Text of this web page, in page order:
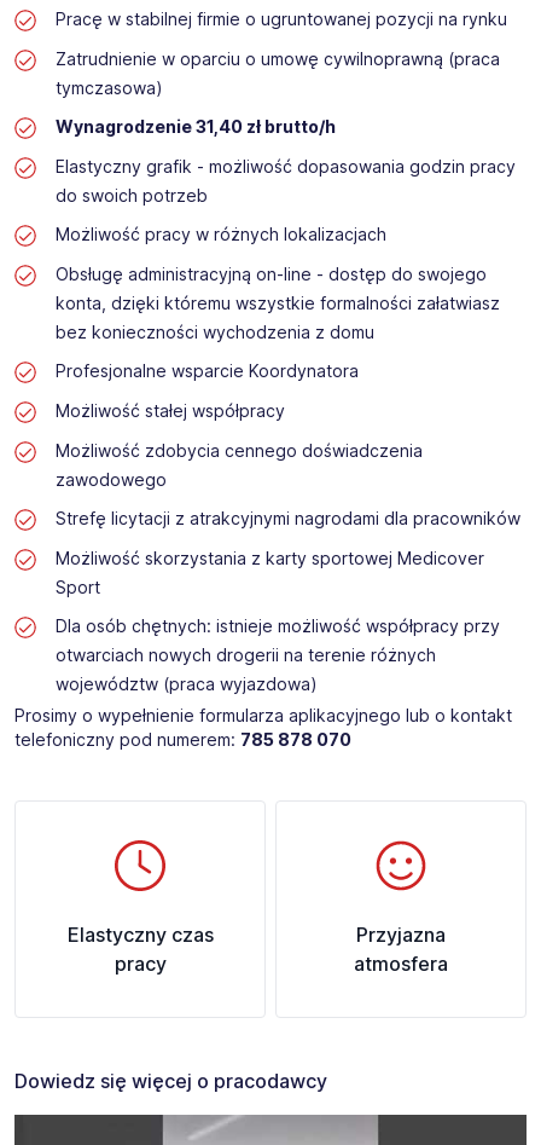
Pracę w stabilnej firmie o ugruntowanej pozycji na rynku
Zatrudnienie w oparciu o umowę cywilnoprawną (praca
tymczasowa)
Wynagrodzenie 31,40 zł brutto/h
Elastyczny grafik - możliwość dopasowania godzin pracy
do swoich potrzeb
Możliwość pracy w różnych lokalizacjach
Obsługę administracyjną on-line - dostęp do swojego
konta, dzięki któremu wszystkie formalności załatwiasz
bez konieczności wychodzenia z domu
Profesjonalne wsparcie Koordynatora
Możliwość stałej współpracy
Możliwość zdobycia cennego doświadczenia
zawodowego
Strefę licytacji z atrakcyjnymi nagrodami dla pracowników
Możliwość skorzystania z karty sportowej Medicover
Sport
Dla osób chętnych: istnieje możliwość współpracy przy
otwarciach nowych drogerii na terenie różnych
województw (praca wyjazdowa)
Prosimy o wypełnienie formularza aplikacyjnego lub o kontakt
telefoniczny pod numerem: 785 878 070​
Elastyczny czas
pracy
Przyjazna
atmosfera
Dowiedz się więcej o pracodawcy